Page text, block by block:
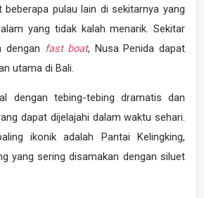
beberapa pulau lain di sekitarnya yang
yang tidak kalah menarik. Sekitar
dengan fast boat, Nusa Penida dapat
utama di Bali.
dengan tebing-tebing dramatis dan
dapat dijelajahi dalam waktu sehari.
ikonik adalah Pantai Kelingking,
yang sering disamakan dengan siluet